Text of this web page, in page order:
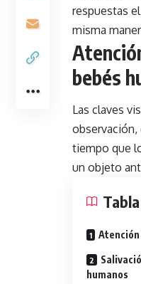
respuestas
misma
bebés
Las claves
observación,
tiempo que
un objeto
Atención
humanos